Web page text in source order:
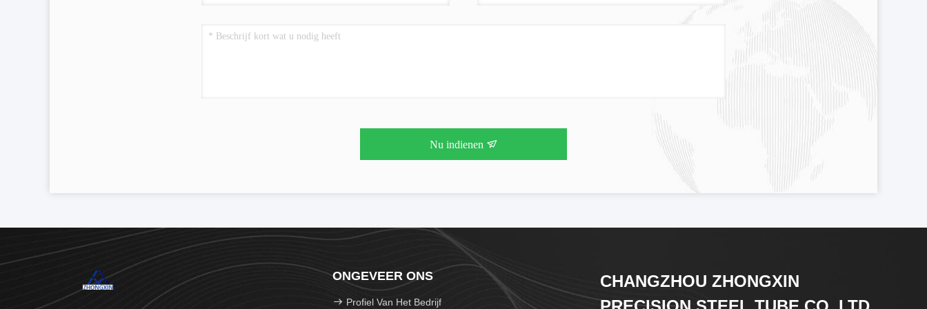
Nu indienen
ONGEVEER ONS
Profiel Van Het Bedrijf
CHANGZHOU ZHONGXIN